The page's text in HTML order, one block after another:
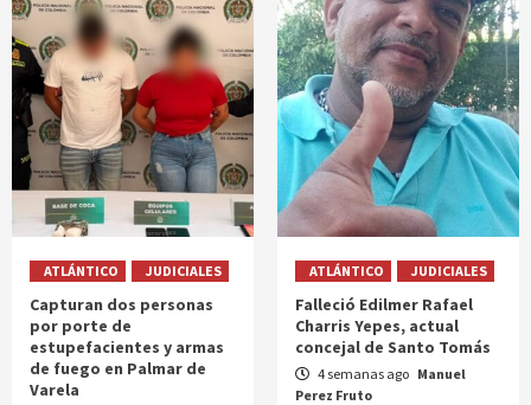
ATLÁNTICO JUDICIALES
Capturan dos personas
por porte de
estupefacientes y armas
de fuego en Palmar de
Varela
ATLÁNTICO JUDICIALES
Falleció Edilmer Rafael
Charris Yepes, actual
concejal de Santo Tomás
4 semanas ago Manuel
Perez Fruto